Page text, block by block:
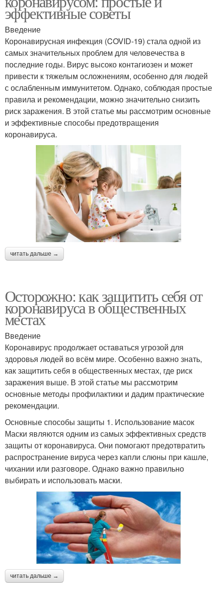
эффективные советы
Введение
Коронавирусная инфекция (COVID-19) стала одной из
самых значительных проблем для человечества в
последние годы. Вирус высоко контагиозен и может
привести к тяжелым осложнениям, особенно для людей
с ослабленным иммунитетом. Однако, соблюдая простые
правила и рекомендации, можно значительно снизить
риск заражения. В этой статье мы рассмотрим основные
и эффективные способы предотвращения
коронавируса.
читать дальше →
Осторожно: как защитить себя от
коронавируса в общественных
местах
Введение
Коронавирус продолжает оставаться угрозой для
здоровья людей во всём мире. Особенно важно знать,
как защитить себя в общественных местах, где риск
заражения выше. В этой статье мы рассмотрим
основные методы профилактики и дадим практические
рекомендации.
Основные способы защиты 1. Использование масок
Маски являются одним из самых эффективных средств
защиты от коронавируса. Они помогают предотвратить
распространение вируса через капли слюны при кашле,
чихании или разговоре. Однако важно правильно
выбирать и использовать маски.
читать дальше →